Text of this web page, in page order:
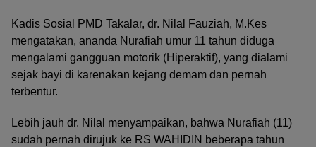
Kadis Sosial PMD Takalar, dr. Nilal Fauziah, M.Kes
mengatakan, ananda Nurafiah umur 11 tahun diduga
mengalami gangguan motorik (Hiperaktif), yang dialami
sejak bayi di karenakan kejang demam dan pernah
terbentur.
Lebih jauh dr. Nilal menyampaikan, bahwa Nurafiah (11)
sudah pernah dirujuk ke RS WAHIDIN beberapa tahun